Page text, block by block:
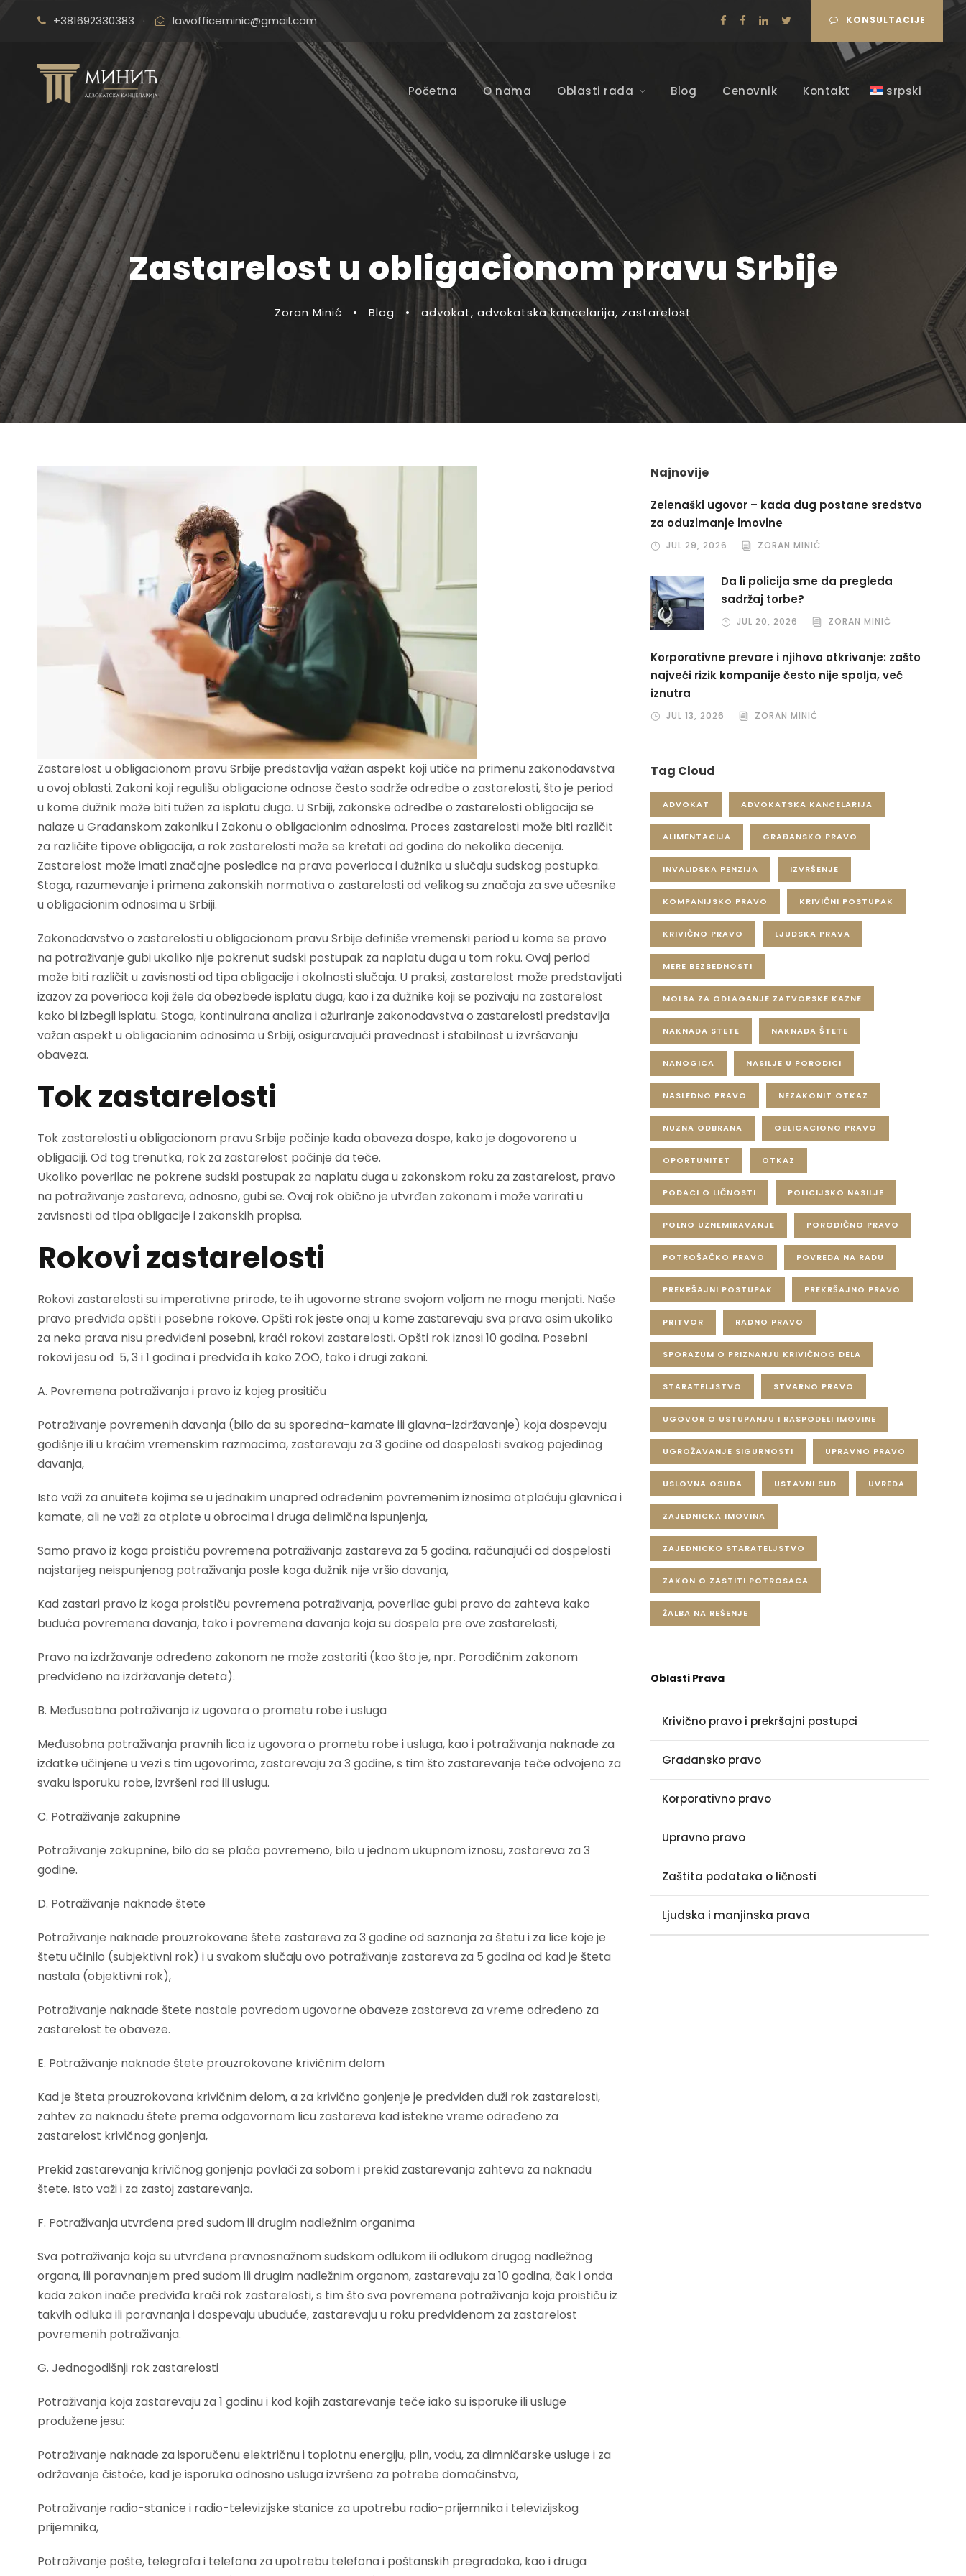
+381692330383 · lawofficeminic@gmail.com KONSULTACIJE
Početna O nama Oblasti rada Blog Cenovnik Kontakt srpski
Zastarelost u obligacionom pravu Srbije
Zoran Minić • Blog • advokat, advokatska kancelarija, zastarelost
Zastarelost u obligacionom pravu Srbije predstavlja važan aspekt koji utiče na primenu zakonodavstva
u ovoj oblasti. Zakoni koji regulišu obligacione odnose često sadrže odredbe o zastarelosti, što je period
u kome dužnik može biti tužen za isplatu duga. U Srbiji, zakonske odredbe o zastarelosti obligacija se
nalaze u Građanskom zakoniku i Zakonu o obligacionim odnosima. Proces zastarelosti može biti različit
za različite tipove obligacija, a rok zastarelosti može se kretati od godine do nekoliko decenija.
Zastarelost može imati značajne posledice na prava poverioca i dužnika u slučaju sudskog postupka.
Stoga, razumevanje i primena zakonskih normativa o zastarelosti od velikog su značaja za sve učesnike
u obligacionim odnosima u Srbiji.
Zakonodavstvo o zastarelosti u obligacionom pravu Srbije definiše vremenski period u kome se pravo
na potraživanje gubi ukoliko nije pokrenut sudski postupak za naplatu duga u tom roku. Ovaj period
može biti različit u zavisnosti od tipa obligacije i okolnosti slučaja. U praksi, zastarelost može predstavljati
izazov za poverioca koji žele da obezbede isplatu duga, kao i za dužnike koji se pozivaju na zastarelost
kako bi izbegli isplatu. Stoga, kontinuirana analiza i ažuriranje zakonodavstva o zastarelosti predstavlja
važan aspekt u obligacionim odnosima u Srbiji, osiguravajući pravednost i stabilnost u izvršavanju
obaveza.
Tok zastarelosti
Tok zastarelosti u obligacionom pravu Srbije počinje kada obaveza dospe, kako je dogovoreno u
obligaciji. Od tog trenutka, rok za zastarelost počinje da teče.
Ukoliko poverilac ne pokrene sudski postupak za naplatu duga u zakonskom roku za zastarelost, pravo
na potraživanje zastareva, odnosno, gubi se. Ovaj rok obično je utvrđen zakonom i može varirati u
zavisnosti od tipa obligacije i zakonskih propisa.
Rokovi zastarelosti
Rokovi zastarelosti su imperativne prirode, te ih ugovorne strane svojom voljom ne mogu menjati. Naše
pravo predviđa opšti i posebne rokove. Opšti rok jeste onaj u kome zastarevaju sva prava osim ukoliko
za neka prava nisu predviđeni posebni, kraći rokovi zastarelosti. Opšti rok iznosi 10 godina. Posebni
rokovi jesu od 5, 3 i 1 godina i predviđa ih kako ZOO, tako i drugi zakoni.
A. Povremena potraživanja i pravo iz kojeg prositiču
Potraživanje povremenih davanja (bilo da su sporedna-kamate ili glavna-izdržavanje) koja dospevaju
godišnje ili u kraćim vremenskim razmacima, zastarevaju za 3 godine od dospelosti svakog pojedinog
davanja,
Isto važi za anuitete kojima se u jednakim unapred određenim povremenim iznosima otplaćuju glavnica i
kamate, ali ne važi za otplate u obrocima i druga delimična ispunjenja,
Samo pravo iz koga proističu povremena potraživanja zastareva za 5 godina, računajući od dospelosti
najstarijeg neispunjenog potraživanja posle koga dužnik nije vršio davanja,
Kad zastari pravo iz koga proističu povremena potraživanja, poverilac gubi pravo da zahteva kako
buduća povremena davanja, tako i povremena davanja koja su dospela pre ove zastarelosti,
Pravo na izdržavanje određeno zakonom ne može zastariti (kao što je, npr. Porodičnim zakonom
predviđeno na izdržavanje deteta).
B. Međusobna potraživanja iz ugovora o prometu robe i usluga
Međusobna potraživanja pravnih lica iz ugovora o prometu robe i usluga, kao i potraživanja naknade za
izdatke učinjene u vezi s tim ugovorima, zastarevaju za 3 godine, s tim što zastarevanje teče odvojeno za
svaku isporuku robe, izvršeni rad ili uslugu.
C. Potraživanje zakupnine
Potraživanje zakupnine, bilo da se plaća povremeno, bilo u jednom ukupnom iznosu, zastareva za 3
godine.
D. Potraživanje naknade štete
Potraživanje naknade prouzrokovane štete zastareva za 3 godine od saznanja za štetu i za lice koje je
štetu učinilo (subjektivni rok) i u svakom slučaju ovo potraživanje zastareva za 5 godina od kad je šteta
nastala (objektivni rok),
Potraživanje naknade štete nastale povredom ugovorne obaveze zastareva za vreme određeno za
zastarelost te obaveze.
E. Potraživanje naknade štete prouzrokovane krivičnim delom
Kad je šteta prouzrokovana krivičnim delom, a za krivično gonjenje je predviđen duži rok zastarelosti,
zahtev za naknadu štete prema odgovornom licu zastareva kad istekne vreme određeno za
zastarelost krivičnog gonjenja,
Prekid zastarevanja krivičnog gonjenja povlači za sobom i prekid zastarevanja zahteva za naknadu
štete. Isto važi i za zastoj zastarevanja.
F. Potraživanja utvrđena pred sudom ili drugim nadležnim organima
Sva potraživanja koja su utvrđena pravnosnažnom sudskom odlukom ili odlukom drugog nadležnog
organa, ili poravnanjem pred sudom ili drugim nadležnim organom, zastarevaju za 10 godina, čak i onda
kada zakon inače predviđa kraći rok zastarelosti, s tim što sva povremena potraživanja koja proističu iz
takvih odluka ili poravnanja i dospevaju ubuduće, zastarevaju u roku predviđenom za zastarelost
povremenih potraživanja.
G. Jednogodišnji rok zastarelosti
Potraživanja koja zastarevaju za 1 godinu i kod kojih zastarevanje teče iako su isporuke ili usluge
produžene jesu:
Potraživanje naknade za isporučenu električnu i toplotnu energiju, plin, vodu, za dimničarske usluge i za
održavanje čistoće, kad je isporuka odnosno usluga izvršena za potrebe domaćinstva,
Potraživanje radio-stanice i radio-televizijske stanice za upotrebu radio-prijemnika i televizijskog
prijemnika,
Potraživanje pošte, telegrafa i telefona za upotrebu telefona i poštanskih pregradaka, kao i druga
Najnovije
Zelenaški ugovor – kada dug postane sredstvo
za oduzimanje imovine
JUL 29, 2026 ZORAN MINIĆ
Da li policija sme da pregleda
sadržaj torbe?
JUL 20, 2026 ZORAN MINIĆ
Korporativne prevare i njihovo otkrivanje: zašto
najveći rizik kompanije često nije spolja, već
iznutra
JUL 13, 2026 ZORAN MINIĆ
Tag Cloud
ADVOKAT ADVOKATSKA KANCELARIJA
ALIMENTACIJA GRAĐANSKO PRAVO
INVALIDSKA PENZIJA IZVRŠENJE
KOMPANIJSKO PRAVO KRIVIČNI POSTUPAK
KRIVIČNO PRAVO LJUDSKA PRAVA
MERE BEZBEDNOSTI
MOLBA ZA ODLAGANJE ZATVORSKE KAZNE
NAKNADA STETE NAKNADA ŠTETE
NANOGICA NASILJE U PORODICI
NASLEDNO PRAVO NEZAKONIT OTKAZ
NUZNA ODBRANA OBLIGACIONO PRAVO
OPORTUNITET OTKAZ
PODACI O LIČNOSTI POLICIJSKO NASILJE
POLNO UZNEMIRAVANJE PORODIČNO PRAVO
POTROŠAČKO PRAVO POVREDA NA RADU
PREKRŠAJNI POSTUPAK PREKRŠAJNO PRAVO
PRITVOR RADNO PRAVO
SPORAZUM O PRIZNANJU KRIVIČNOG DELA
STARATELJSTVO STVARNO PRAVO
UGOVOR O USTUPANJU I RASPODELI IMOVINE
UGROŽAVANJE SIGURNOSTI UPRAVNO PRAVO
USLOVNA OSUDA USTAVNI SUD UVREDA
ZAJEDNICKA IMOVINA
ZAJEDNICKO STARATELJSTVO
ZAKON O ZASTITI POTROSACA
ŽALBA NA REŠENJE
Oblasti Prava
Krivično pravo i prekršajni postupci
Građansko pravo
Korporativno pravo
Upravno pravo
Zaštita podataka o ličnosti
Ljudska i manjinska prava